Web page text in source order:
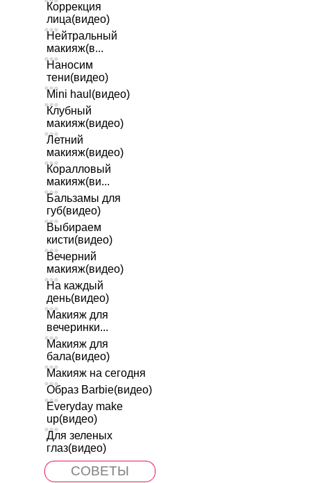
Коррекция
лица(видео)
Нейтральный
макияж(в...
Наносим
тени(видео)
Mini haul(видео)
Клубный
макияж(видео)
Летний
макияж(видео)
Коралловый
макияж(ви...
Бальзамы для
губ(видео)
Выбираем
кисти(видео)
Вечерний
макияж(видео)
На каждый
день(видео)
Макияж для
вечеринки...
Макияж для
бала(видео)
Макияж на сегодня
Образ Barbie(видео)
Everyday make
up(видео)
Для зеленых
глаз(видео)
СОВЕТЫ